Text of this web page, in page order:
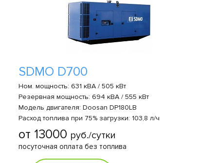
SDMO D700
Ном. мощность: 631 кВА / 505 кВт
Резервная мощность: 694 кВА / 555 кВт
Модель двигателя: Doosan DP180LB
Расход топлива при 75% загрузки: 103,8 л/ч
от 13000 руб./сутки
посуточная оплата без топлива